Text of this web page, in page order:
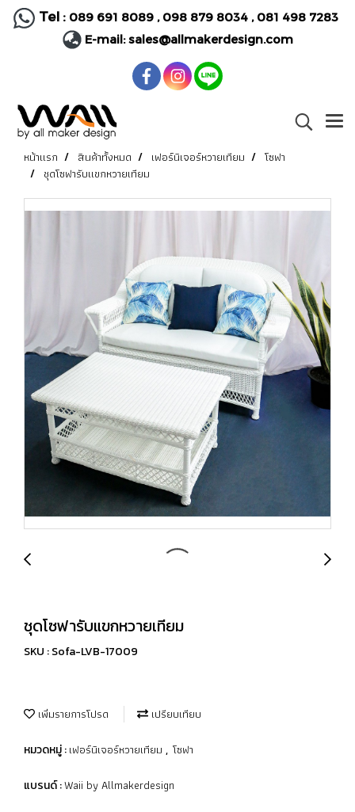
Tel : 089 691 8089, 098 879 8034 , 081 498 7283
E-mail:sales@allmakerdesign.com
หน้าแรก สินค้าทั้งหมด เฟอร์นิเจอร์หวายเทียม
โซฟา
ชุดโซฟารับแขกหวายเทียม
ชุดโซฟารับแขกหวายเทียม
SKU : Sofa-LVB-17009
เพิ่มรายการโปรด เปรียบเทียบ
หมวดหมู่ :เฟอร์นิเจอร์หวายเทียม , โซฟา
แบรนด์ :Waii by Allmakerdesign